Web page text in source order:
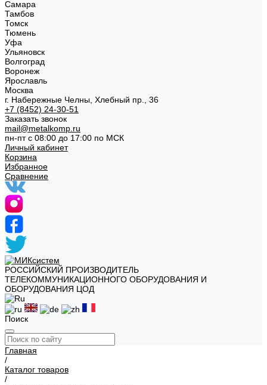
Самара
Тамбов
Томск
Тюмень
Уфа
Ульяновск
Волгоград
Воронеж
Ярославль
Москва
г. Набережные Челны, Хлебный пр., 36
+7 (8452) 24-30-51
Заказать звонок
mail@metalkomp.ru
пн-пт с 08:00 до 17:00 по МСК
Личный кабинет
Корзина
Избранное
Сравнение
РОССИЙСКИЙ ПРОИЗВОДИТЕЛЬ
ТЕЛЕКОММУНИКАЦИОННОГО ОБОРУДОВАНИЯ И
ОБОРУДОВАНИЯ ЦОД
Поиск
Главная
/
Каталог товаров
/